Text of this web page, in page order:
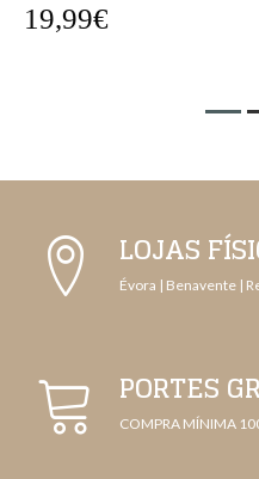
19,99€
LOJAS
Évora | Benavente |
PORTES
COMPRA MÍNIMA